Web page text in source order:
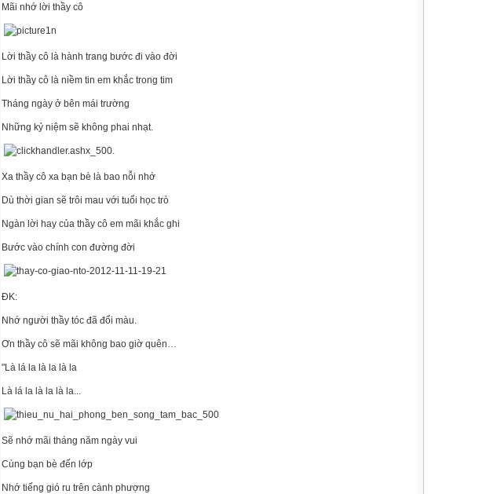
Mãi nhớ lời thầy cô
Lời thầy cô là hành trang bước đi vào đời
Lời thầy cô là niềm tin em khắc trong tim
Tháng ngày ở bên mái trường
Những kỷ niệm sẽ không phai nhạt.
Xa thầy cô xa bạn bè là bao nỗi nhớ
Dù thời gian sẽ trôi mau với tuổi học trò
Ngàn lời hay của thầy cô em mãi khắc ghi
Bước vào chính con đường đời
ĐK:
Nhớ người thầy tóc đã đổi màu.
Ơn thầy cô sẽ mãi không bao giờ quên…
"Là lá la là la là la
Là lá la là la là la...
Sẽ nhớ mãi tháng năm ngày vui
Cùng bạn bè đến lớp
Nhớ tiếng gió ru trên cành phượng